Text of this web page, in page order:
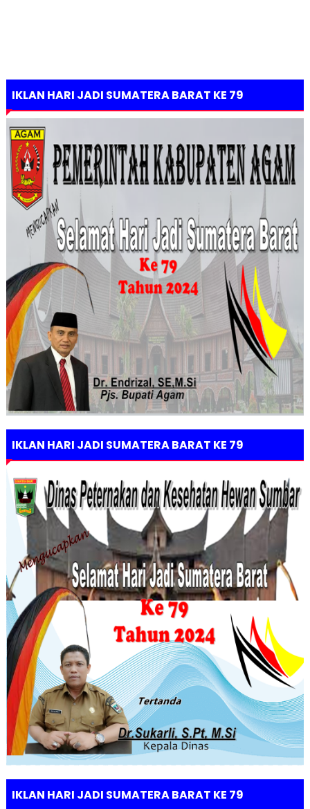
IKLAN HARI JADI SUMATERA BARAT KE 79
IKLAN HARI JADI SUMATERA BARAT KE 79
IKLAN HARI JADI SUMATERA BARAT KE 79